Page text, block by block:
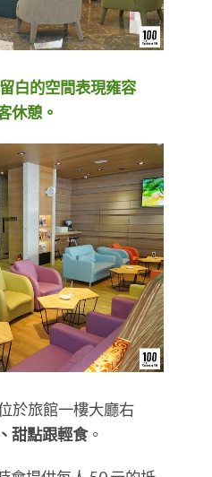
白的空間表現雍容
休憩。
於旅館一樓大廳右
甜點跟輕食。